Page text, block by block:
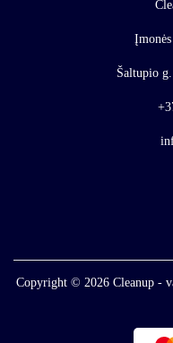
Šaltupio
Copyright © 2026 Cleanup -